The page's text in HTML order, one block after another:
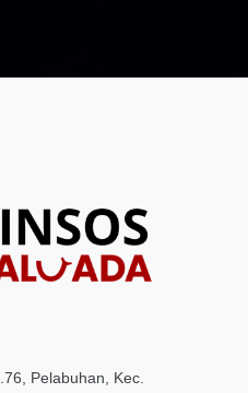
Pelabuhan, Kec.